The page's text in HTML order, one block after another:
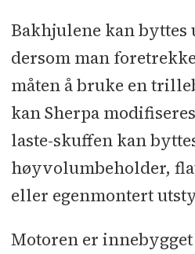
Bakhjulene kan byttes
dersom man
måten å bruke en
kan Sherpa
laste-skuffen kan
høyvolumbeholder,
eller egenmontert
Motoren er